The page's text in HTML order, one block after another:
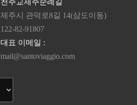
제주시 관덕로8길 14(삼도이동)
122-82-91807
대표 이메일 :
mail@santoviaggio.com